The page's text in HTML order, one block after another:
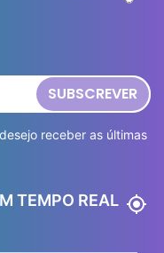
SUBSCREVER
receber as últimas
TEMPO REAL my_location